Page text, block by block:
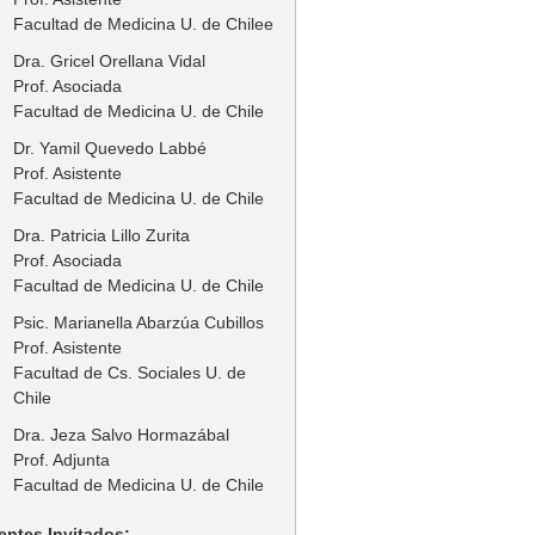
Facultad de Medicina U. de Chilee
Dra. Gricel Orellana Vidal
Prof. Asociada
Facultad de Medicina U. de Chile
Dr. Yamil Quevedo Labbé
Prof. Asistente
Facultad de Medicina U. de Chile
Dra. Patricia Lillo Zurita
Prof. Asociada
Facultad de Medicina U. de Chile
Psic. Marianella Abarzúa Cubillos
Prof. Asistente
Facultad de Cs. Sociales U. de
Chile
Dra. Jeza Salvo Hormazábal
Prof. Adjunta
Facultad de Medicina U. de Chile